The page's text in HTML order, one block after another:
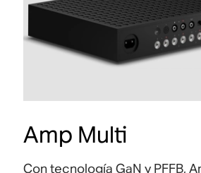
Amp Multi
Con tecnología GaN y PFFB,